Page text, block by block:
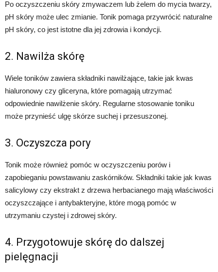
Po oczyszczeniu skóry zmywaczem lub żelem do mycia twarzy,
pH skóry może ulec zmianie. Tonik pomaga przywrócić naturalne
pH skóry, co jest istotne dla jej zdrowia i kondycji.
2. Nawilża skórę
Wiele toników zawiera składniki nawilżające, takie jak kwas
hialuronowy czy gliceryna, które pomagają utrzymać
odpowiednie nawilżenie skóry. Regularne stosowanie toniku
może przynieść ulgę skórze suchej i przesuszonej.
3. Oczyszcza pory
Tonik może również pomóc w oczyszczeniu porów i
zapobieganiu powstawaniu zaskórników. Składniki takie jak kwas
salicylowy czy ekstrakt z drzewa herbacianego mają właściwości
oczyszczające i antybakteryjne, które mogą pomóc w
utrzymaniu czystej i zdrowej skóry.
4. Przygotowuje skórę do dalszej
pielęgnacji